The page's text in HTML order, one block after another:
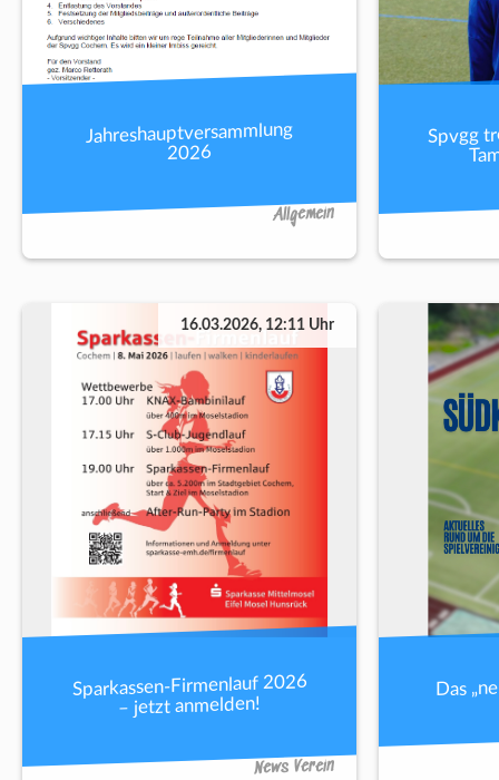
Jahreshauptversammlung
2026
Allgemein
Spvgg
16.03.2026, 12:11 Uhr
Sparkassen-Firmenlauf 2026
– jetzt anmelden!
News Verein
Das